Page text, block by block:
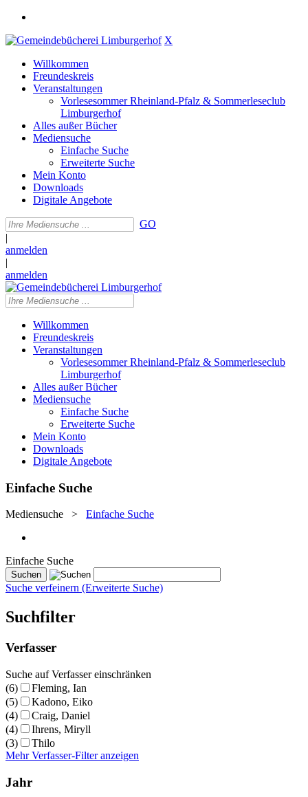
X
Willkommen
Freundeskreis
Veranstaltungen
Vorlesesommer Rheinland-Pfalz & Sommerleseclub
Limburgerhof
Alles außer Bücher
Mediensuche
Einfache Suche
Erweiterte Suche
Mein Konto
Downloads
Digitale Angebote
GO
|
anmelden
|
anmelden
Willkommen
Freundeskreis
Veranstaltungen
Vorlesesommer Rheinland-Pfalz & Sommerleseclub
Limburgerhof
Alles außer Bücher
Mediensuche
Einfache Suche
Erweiterte Suche
Mein Konto
Downloads
Digitale Angebote
Einfache Suche
Mediensuche > Einfache Suche
Einfache Suche
Suche verfeinern (Erweiterte Suche)
Suchfilter
Verfasser
Suche auf Verfasser einschränken
(6)
Fleming, Ian
(5)
Kadono, Eiko
(4)
Craig, Daniel
(4)
Ihrens, Miryll
(3)
Thilo
Mehr Verfasser-Filter anzeigen
Jahr